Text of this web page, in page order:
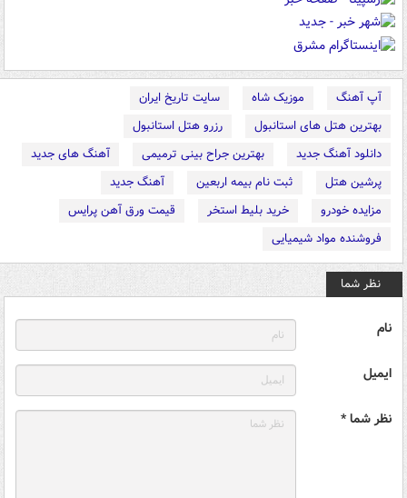
آپ آهنگ موزیک شاه
سایت تاریخ ایران
بهترین هتل های استانبول
رزرو هتل استانبول
دانلود آهنگ جدید
بهترین جراح بینی ترمیمی
آهنگ های جدید
پرشین هتل
ثبت نام بیمه اربعین
آهنگ جدید
مزایده خودرو
خرید بلیط استخر
قیمت ورق آهن پرایس
فروشنده مواد شیمیایی
نظر شما
نام
ایمیل
نظر شما *